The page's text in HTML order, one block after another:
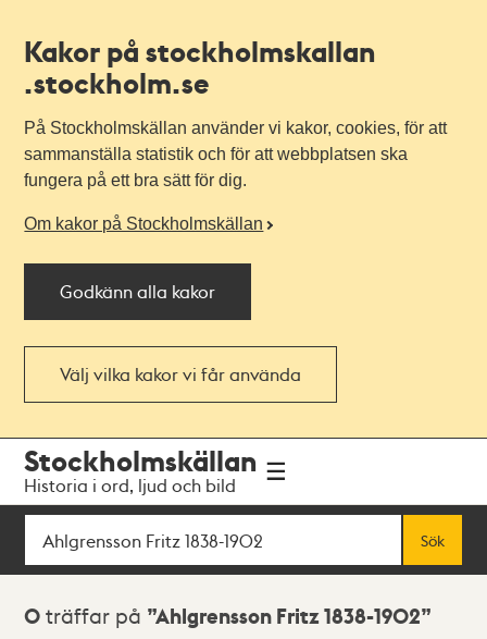
Kakor på stockholmskallan
.stockholm.se
På Stockholmskällan använder vi kakor, cookies, för att
sammanställa statistik och för att webbplatsen ska
fungera på ett bra sätt för dig.
Om kakor på Stockholmskällan
Godkänn alla kakor
Välj vilka kakor vi får använda
navigationen
huvudinnehållet
Stockholmskällan
Historia i ord, ljud och bild
Sök
Sök
Sökresultat
0 träffar på Ahlgrensson Fritz 1838-1902